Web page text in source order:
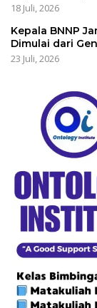
18 Juli, 2026
Kepala BNNP
Dimulai dari
23 Juli, 2026